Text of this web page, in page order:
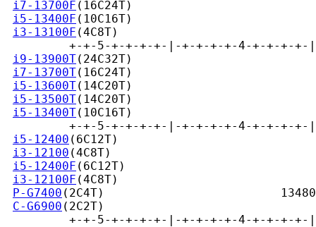
i7-13700F (16C24T)
i5-13400F (10C16T)
i3-13100F (4C8T)
+-+-5-+-+-+-+-|-+-+-+-+-4-+-+-+-
i9-13900T(24C32T)
i7-13700T(16C24T)
i5-13600T
i5-13500T
i5-13400T(10C16T)
+-+-5-+-+-+-+-|-+-+-+-+-4-+-+-+-
i5-12400 (6C12T)
i3-12100 (4C8T)
i5-12400F (6C12T)
i3-12100F (4C8T)
P-G7400 (2C4T)                         13480
C-G6900 (2C2T)
+-+-5-+-+-+-+-|-+-+-+-+-4-+-+-+-